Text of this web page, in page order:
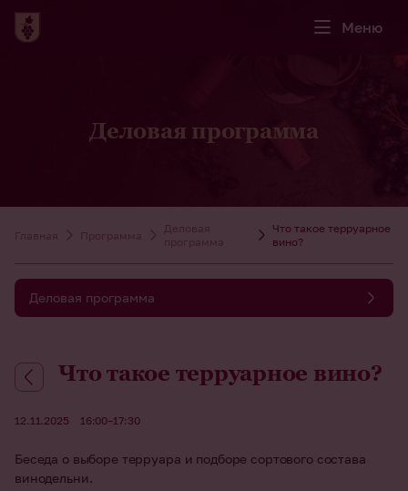
Меню
Деловая программа
Главная Программа
Деловая
программа
Что такое терруарное
вино?
Деловая программа
Что такое терруарное вино?
12.11.2025 16:00–17:30
Беседа о выборе терруара и подборе сортового состава
винодельни.